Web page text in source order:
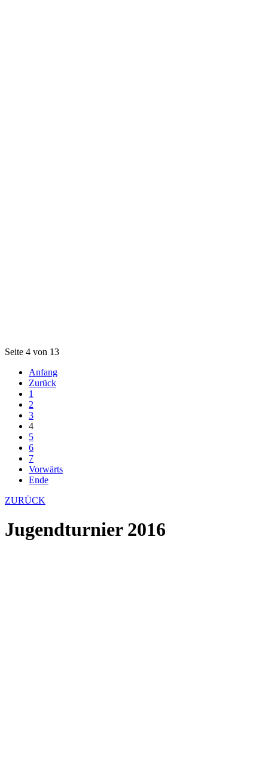
Seite 4 von 13
Anfang
Zurück
1
2
3
4
5
6
7
Vorwärts
Ende
ZURÜCK
Jugendturnier 2016